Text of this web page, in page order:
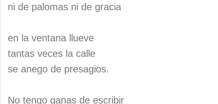
ni de palomas ni de gracia
en la ventana llueve
tantas veces la calle
se anego de presagios.
No tengo ganas de escribir